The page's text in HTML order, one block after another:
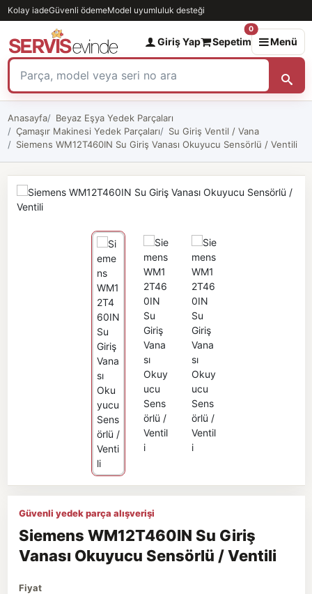
Kolay iadeGüvenli ödemeModel uyumluluk desteği
Giriş Yap Sepetim
0
Menü
Anasayfa
Beyaz Eşya Yedek Parçaları
Çamaşır Makinesi Yedek Parçaları
Su Giriş Ventil / Vana
Siemens WM12T460IN Su Giriş Vanası Okuyucu Sensörlü / Ventili
Güvenli yedek parça alışverişi
Siemens WM12T460IN Su Giriş
Vanası Okuyucu Sensörlü / Ventili
Fiyat